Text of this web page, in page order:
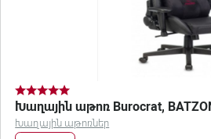
Խաղային աթոռ Burocrat,
Խաղային աթոռներ